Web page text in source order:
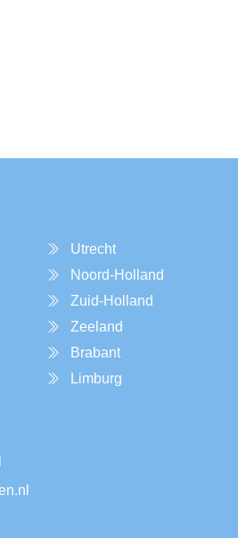
Utrecht
Noord-Holland
Zuid-Holland
Zeeland
Brabant
Limburg